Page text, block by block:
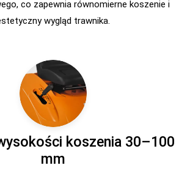
co zapewnia równomierne koszenie i
wygląd trawnika.
koszenia 30–100
mm